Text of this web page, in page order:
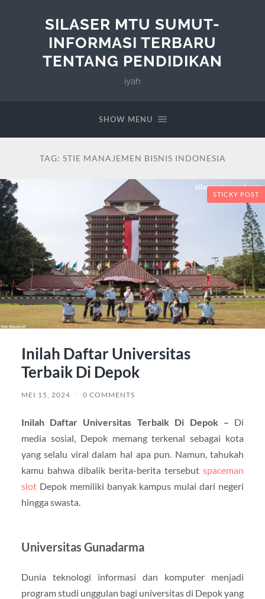
SILASER MTU SUMUT-
INFORMASI TERBARU
TENTANG PENDIDIKAN
iyah
SHOW MENU
TAG: STIE MANAJEMEN BISNIS INDONESIA
STICKY POST
Inilah Daftar Universitas
Terbaik Di Depok
MEI 15, 2024 / 0 COMMENTS
Inilah Daftar Universitas Terbaik Di Depok – Di
media sosial, Depok memang terkenal sebagai kota
yang selalu viral dalam hal apa pun. Namun, tahukah
kamu bahwa dibalik berita-berita tersebutspaceman
slotDepok memiliki banyak kampus mulai dari negeri
hingga swasta.
Universitas Gunadarma
Dunia teknologi informasi dan komputer menjadi
program studi unggulan bagi universitas di Depok yang